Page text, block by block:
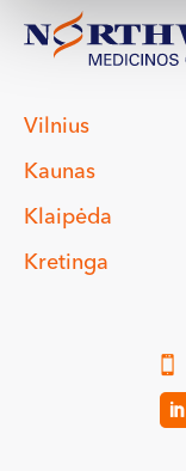
Vilnius
Kaunas
Klaipėda
Kretinga